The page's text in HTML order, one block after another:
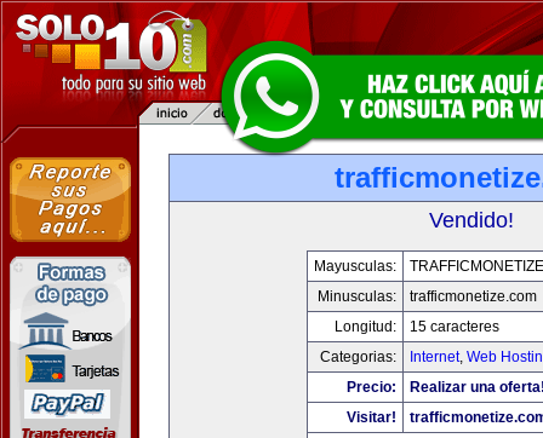
Vendido!
Mayusculas:
Minusculas:
trafficmonetize.com
Longitud:
15 caracteres
Categorias:
Internet, Web
Precio:
Realizar una
Visitar!